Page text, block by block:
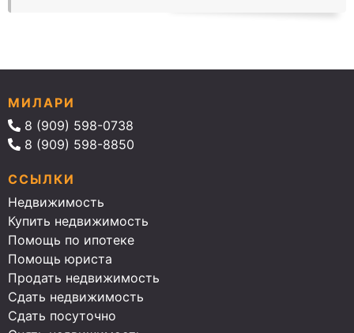
МИЛАРИ
8 (909) 598-0738
8 (909) 598-8850
ССЫЛКИ
Недвижимость
Купить недвижимость
Помощь по ипотеке
Помощь юриста
Продать недвижимость
Сдать недвижимость
Сдать посуточно